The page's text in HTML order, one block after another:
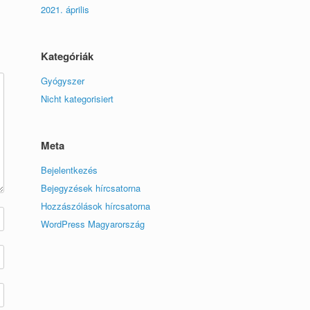
2021. április
Kategóriák
Gyógyszer
Nicht kategorisiert
Meta
Bejelentkezés
Bejegyzések hírcsatorna
Hozzászólások hírcsatorna
WordPress Magyarország